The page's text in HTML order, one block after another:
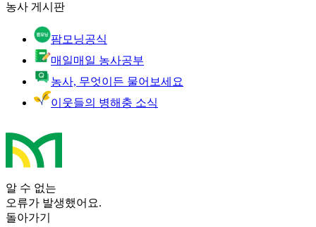
농사 게시판
팜모닝공식
매일매일 농사공부
농사, 무엇이든 물어보세요
이웃들의 병해충 소식
알 수 없는
오류가 발생했어요.
돌아가기